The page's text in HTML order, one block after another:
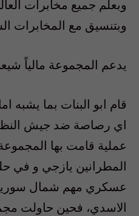
وبعلم جميع مخابرات
وبتنسيق مع المخابرات
يدعم المجموعة مالياً
قام ابو البنات بما يشبه
اي رصاصة ضد جيش
عملية قامت بها
المطرانين يازجي و في
عسكري مهم شمال سورية
الاسدي، فحين حاولت